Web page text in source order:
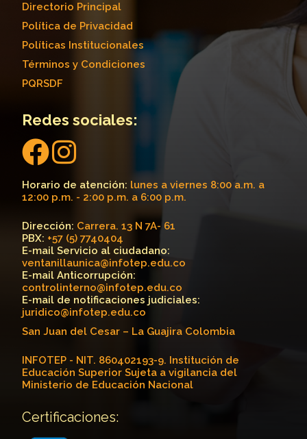
Directorio Principal
Política de Privacidad
Políticas Institucionales
Términos y Condiciones
PQRSDF
Redes sociales:
Horario de atención: lunes a viernes 8:00 a.m. a
12:00 p.m. - 2:00 p.m. a 6:00 p.m.
Dirección: Carrera. 13 N 7A- 61
PBX: +57 (5) 7740404
E-mail Servicio al ciudadano:
ventanillaunica@infotep.edu.co
E-mail Anticorrupción:
controlinterno@infotep.edu.co
E-mail de notificaciones judiciales:
juridico@infotep.edu.co
San Juan del Cesar – La Guajira Colombia
INFOTEP - NIT. 860402193-9. Institución de
Educación Superior Sujeta a vigilancia del
Ministerio de Educación Nacional
Certificaciones: